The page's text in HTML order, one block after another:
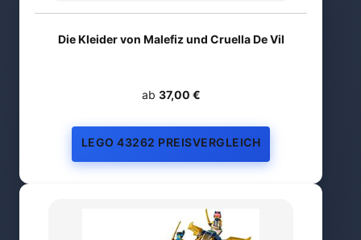
Die Kleider von Malefiz und Cruella De Vil
ab 37,00 €
LEGO 43262 PREISVERGLEICH